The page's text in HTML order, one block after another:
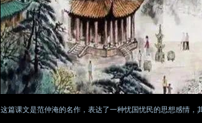
这篇课文是范仲淹的名作，表达了一种忧国忧民的思想感情